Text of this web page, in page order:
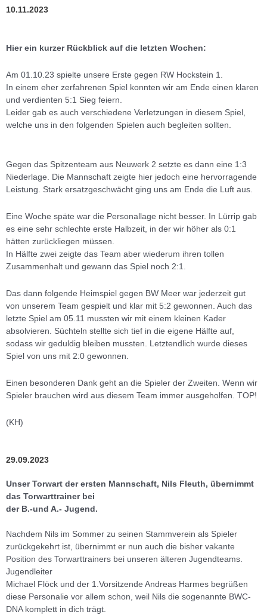
10.11.2023
Hier ein kurzer Rückblick auf die letzten Wochen:
Am 01.10.23 spielte unsere Erste gegen RW Hockstein 1.
In einem eher zerfahrenen Spiel konnten wir am Ende einen klaren
und verdienten 5:1 Sieg feiern.
Leider gab es auch verschiedene Verletzungen in diesem Spiel,
welche uns in den folgenden Spielen auch begleiten sollten.
Gegen das Spitzenteam aus Neuwerk 2 setzte es dann eine 1:3
Niederlage. Die Mannschaft zeigte hier jedoch eine hervorragende
Leistung. Stark ersatzgeschwächt ging uns am Ende die Luft aus.
Eine Woche späte war die Personallage nicht besser. In Lürrip gab
es eine sehr schlechte erste Halbzeit, in der wir höher als 0:1
hätten zurückliegen müssen.
In Hälfte zwei zeigte das Team aber wiederum ihren tollen
Zusammenhalt und gewann das Spiel noch 2:1.
Das dann folgende Heimspiel gegen BW Meer war jederzeit gut
von unserem Team gespielt und klar mit 5:2 gewonnen. Auch das
letzte Spiel am 05.11 mussten wir mit einem kleinen Kader
absolvieren. Süchteln stellte sich tief in die eigene Hälfte auf,
sodass wir geduldig bleiben mussten. Letztendlich wurde dieses
Spiel von uns mit 2:0 gewonnen.
Einen besonderen Dank geht an die Spieler der Zweiten. Wenn wir
Spieler brauchen wird aus diesem Team immer ausgeholfen. TOP!
(KH)
29.09.2023
Unser Torwart der ersten Mannschaft, Nils Fleuth, übernimmt
das Torwarttrainer bei
der B.-und A.- Jugend.
Nachdem Nils im Sommer zu seinen Stammverein als Spieler
zurückgekehrt ist, übernimmt er nun auch die bisher vakante
Position des Torwarttrainers bei unseren älteren Jugendteams.
Jugendleiter
Michael Flöck und der 1.Vorsitzende Andreas Harmes begrüßen
diese Personalie vor allem schon, weil Nils die sogenannte BWC-
DNA komplett in dich trägt.